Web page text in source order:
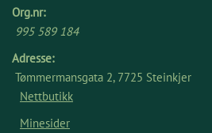
Org.nr:
995 589 184
Adresse:
Tømmermansgata 2, 7725 Steinkjer
Nettbutikk
Minesider